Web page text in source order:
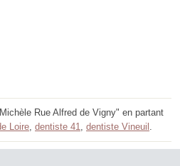
Rue Alfred de Vigny" en partant
Loire dentiste 41 dentiste Vineuil